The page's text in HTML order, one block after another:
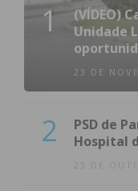
1
(VÍDEO)
Unidade
23 DE
2
PSD de
Hospital
23 DE